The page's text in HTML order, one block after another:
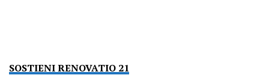
SOSTIENI RENOVATIO 21